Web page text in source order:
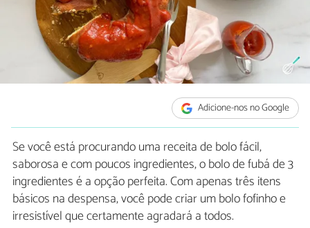
Adicione-nos no Google
Se você está procurando uma receita de bolo fácil,
saborosa e com poucos ingredientes, o bolo de fubá de 3
ingredientes é a opção perfeita. Com apenas três itens
básicos na despensa, você pode criar um bolo fofinho e
irresistível que certamente agradará a todos.